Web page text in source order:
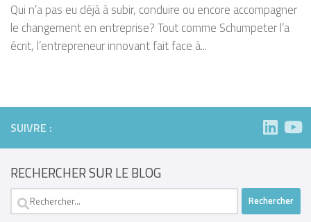
Qui n’a pas eu déjà à subir, conduire ou encore accompagner
le changement en entreprise? Tout comme Schumpeter l’a
écrit, l’entrepreneur innovant fait face à...
SUIVRE :
RECHERCHER SUR LE BLOG
Rechercher :